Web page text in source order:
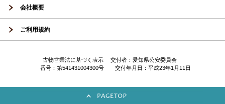
会社概要
ご利用規約
古物営業法に基づく表示 交付者：愛知県公安委員会
番号：第541431004300号 交付年月日：平成23年1月11日